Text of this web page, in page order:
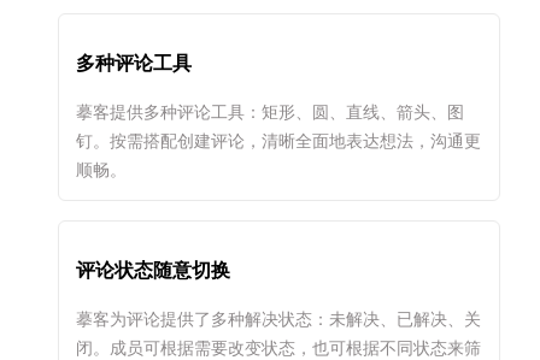
多种评论工具
摹客提供多种评论工具：矩形、圆、直线、箭头、图
钉。按需搭配创建评论，清晰全面地表达想法，沟通更
顺畅。
评论状态随意切换
摹客为评论提供了多种解决状态：未解决、已解决、关
闭。成员可根据需要改变状态，也可根据不同状态来筛